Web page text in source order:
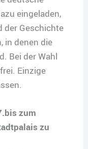
eingeladen,
der Geschichte
in denen die
Bei der Wahl
Einzige
zum
zu